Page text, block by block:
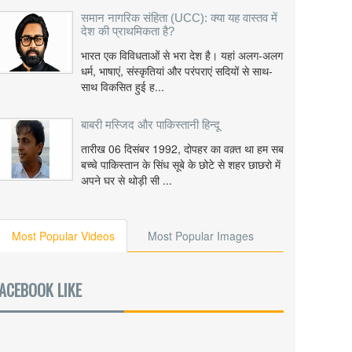
समान नागरिक संहिता (UCC): क्या यह वास्तव में
देश की प्राथमिकता है?
भारत एक विविधताओं से भरा देश है। यहां अलग-अलग
धर्म, भाषाएं, संस्कृतियां और परंपराएं सदियों से साथ-
साथ विकसित हुई ह...
बाबरी मस्जिद और पाकिस्तानी हिन्दू
तारीख 06 दिसंबर 1992, दोपहर का वक़्त था हम सब
बच्चे पाकिस्तान के सिंध सूबे के छोटे से शहर छाछरो में
अपने घर से थोड़ी सी ...
Most Popular Videos Most Popular Images
LIKE